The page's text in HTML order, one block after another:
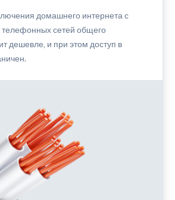
домашнего интернета с
телефонных сетей общего
дешевле, и при этом доступ в